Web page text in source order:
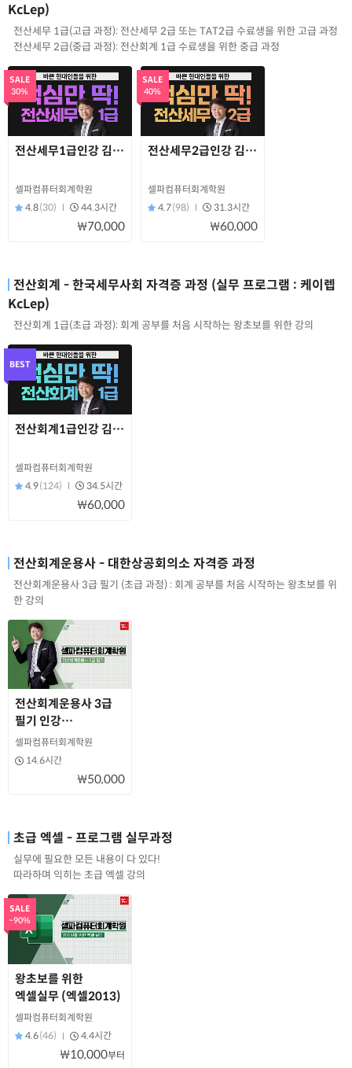
KcLep)
전산세무 1급(고급 과정): 전산세무 2급 또는 TAT2급 수료생을 위한 고급 과정
전산세무 2급(중급 과정): 전산회계 1급 수료생을 위한 중급 과정
SALE
30%
전산세무1급인강 김해성원장님직강!
셀파컴퓨터회계학원
4.8(30) 44.3시간
₩70,000
SALE
40%
전산세무2급인강 김해성원장님직강!
셀파컴퓨터회계학원
4.7(98) 31.3시간
₩60,000
전산회계 - 한국세무사회 자격증 과정 (실무 프로그램 : 케이렙
KcLep)
전산회계 1급(초급 과정): 회계 공부를 처음 시작하는 왕초보를 위한 강의
BEST
전산회계1급인강 김해성원장님직강!
셀파컴퓨터회계학원
4.9(124) 34.5시간
₩60,000
전산회계운용사 - 대한상공회의소 자격증 과정
전산회계운용사 3급 필기 (초급 과정) : 회계 공부를 처음 시작하는 왕초보를 위
한 강의
전산회계운용사 3급
필기 인강
(김해성원장님직강)
셀파컴퓨터회계학원
14.6시간
₩50,000
초급 엑셀 - 프로그램 실무과정
실무에 필요한 모든 내용이 다 있다!
따라하며 익히는 초급 엑셀 강의
SALE
~90%
왕초보를 위한
엑셀실무 (엑셀2013)
셀파컴퓨터회계학원
4.6(46) 4.4시간
₩10,000부터